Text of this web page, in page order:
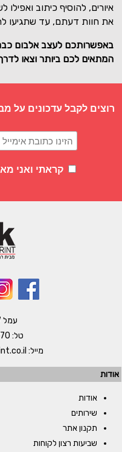
איורים, להוסיף כיתוב
את חוות דעתם, עד שתגיעו
באפשרותכם לעצב אלבום כבר
המתאים לכם ביותר וצאו
רוצים לקבל עדכונים על
קראתי ואני
עמל 17 ראש העין
טל:
מייל:
אודות
אודות
שירותים
תקנון אתר
שביעות רצון לקוחות